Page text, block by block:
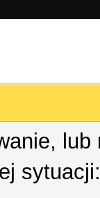
sytuacji: